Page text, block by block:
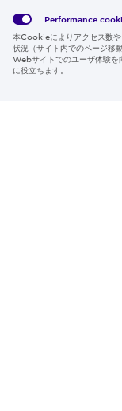
Policy
Performance
本Cookieによりアクセス数や
状況（サイト内でのページ移
Webサイトでのユーザ体験を
に役立ちます。